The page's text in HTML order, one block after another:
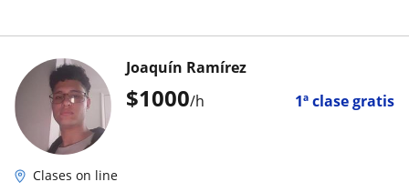
$1000/h 1ª clase gratis
Joaquín Ramírez
Clases on line